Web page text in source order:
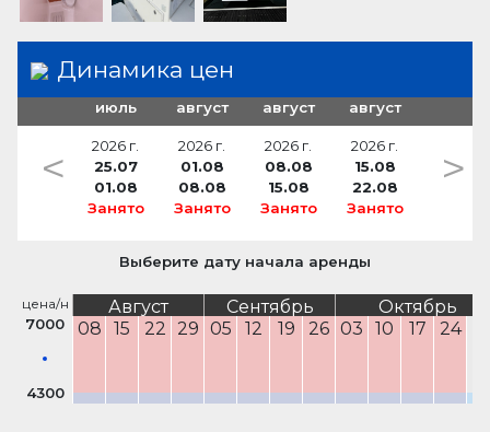
Динамика цен
июль
2026 г.
25.07
01.08
Занято
август
2026 г.
01.08
08.08
Занято
август
2026 г.
08.08
15.08
Занято
август
2026 г.
15.08
22.08
Занято
< >
Выберите дату начала аренды
цена/н
7000
4300
Август Сентябрь
Октябрь
08
15 22 29 05 12 19 26 03 10 17 24